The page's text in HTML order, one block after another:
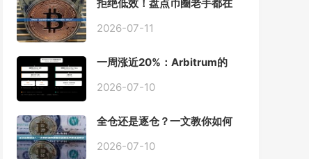
拒绝低效！盘点币圈老手都在
具
2026-07-11
一周涨近20%：Arbitrum的
Chain一夜盘活
2026-07-10
全仓还是逐仓？一文教你如何
2026-07-10